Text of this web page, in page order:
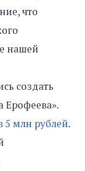
что
нашей
создать
Ерофеева».
5 млн рублей.